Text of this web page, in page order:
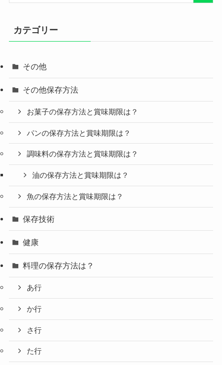
カテゴリー
その他
その他保存方法
お菓子の保存方法と賞味期限は？
パンの保存方法と賞味期限は？
調味料の保存方法と賞味期限は？
油の保存方法と賞味期限は？
魚の保存方法と賞味期限は？
保存技術
健康
料理の保存方法は？
あ行
か行
さ行
た行